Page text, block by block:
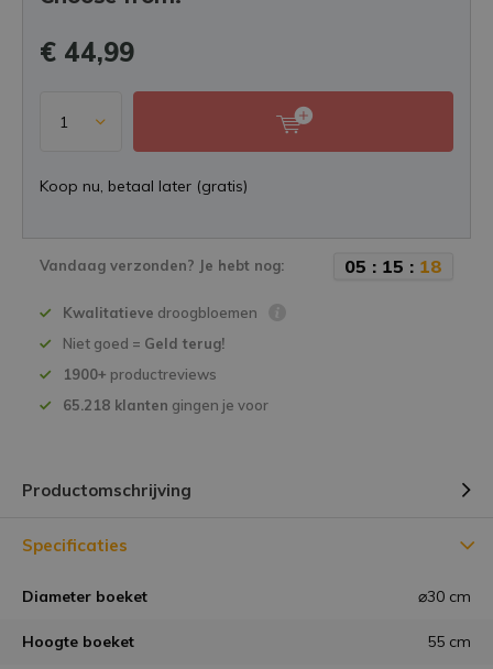
€ 44,99
Koop nu, betaal later (gratis)
Vandaag verzonden? Je hebt nog: 05 : 15 : 18
Kwalitatieve droogbloemen
Niet goed = Geld terug!
1900+ productreviews
65.218 klanten gingen je voor
Productomschrijving
Specificaties
Diameter boeket ⌀30 cm
Hoogte boeket 55 cm